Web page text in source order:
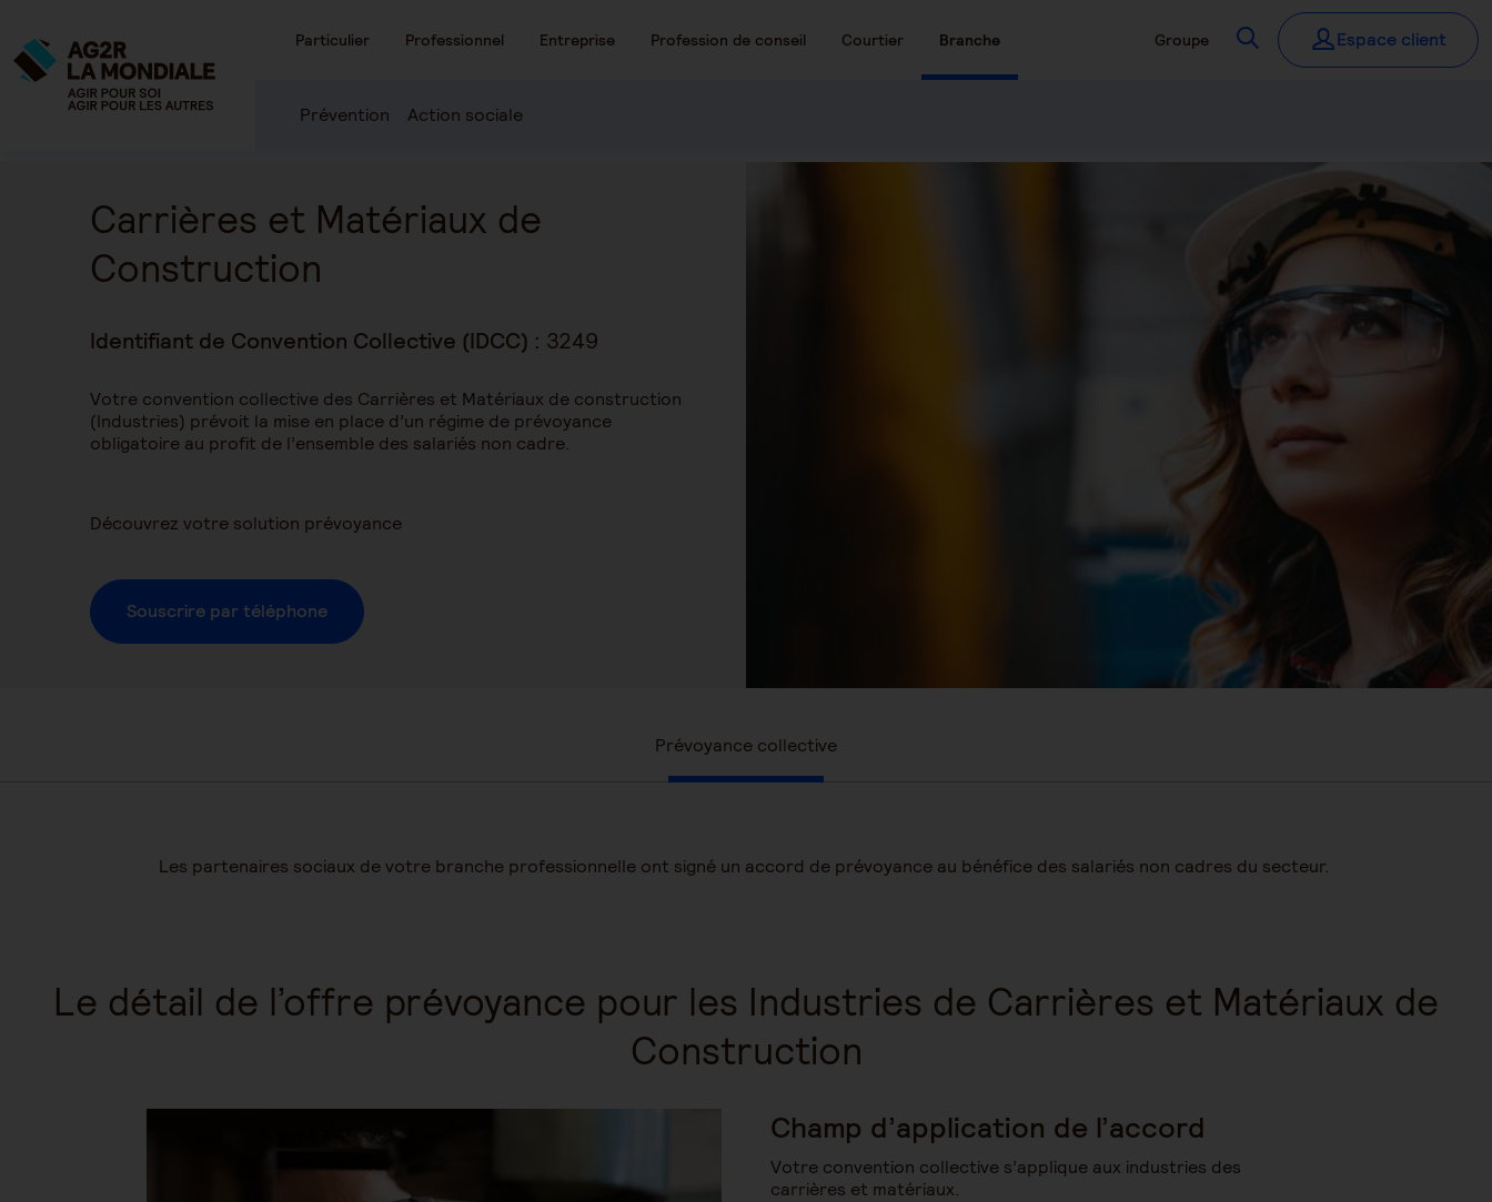
Particulier Professionnel Entreprise Profession de conseil Courtier Branche Groupe Recherchez Espace client
Prévention Action sociale
Carrières et Matériaux de
Construction
Identifiant de Convention Collective (IDCC) : 3249
Votre convention collective des Carrières et Matériaux de construction
(Industries) prévoit la mise en place d’un régime de prévoyance
obligatoire au profit de l’ensemble des salariés non cadre.
Découvrez votre solution prévoyance
Souscrire par téléphone
Prévoyance collective
Les partenaires sociaux de votre branche professionnelle ont signé un accord de prévoyance au bénéfice des salariés non cadres du secteur.
Le détail de l’offre prévoyance pour les Industries de Carrières et Matériaux de
Construction
Champ d’application de l’accord
Votre convention collective s’applique aux industries des
carrières et matériaux.